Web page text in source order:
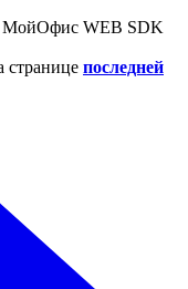
МойОфис WEB SDK
странице последней